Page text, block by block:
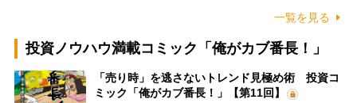
一覧を見る
投資ノウハウ満載コミック「俺がカブ番長！」
「売り時」を逃さないトレンド見極め術 投資コ
ミック「俺がカブ番長！」【第11回】